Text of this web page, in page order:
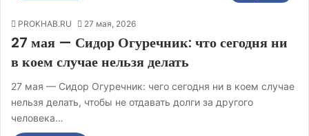
PROKHAB.RU 27 мая, 2026
27 мая — Сидор Огуречник: что сегодня ни
в коем случае нельзя делать
27 мая — Сидор Огуречник: чего сегодня ни в коем случае
нельзя делать, чтобы не отдавать долги за другого
человека…